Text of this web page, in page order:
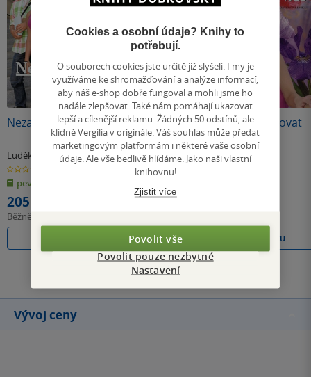
Nezapomeň na mě
Luděk Stínil
0.0
z
5
hvězdiček
pevná vazba
205 Kč
Běžně
Poškozené
Když padá hvězda
(poškozená)
Luděk Stínil
hvězdiček
99 Kč
Do košíku
Poškozené
Chci se zamilovat
(poškozená)
Luděk Stínil
Do košíku
Všechny knihy autora
Vývoj ceny
Cookies a osobní údaje? Knihy to
potřebují.
O souborech cookies jste určitě již slyšeli. I my je
využíváme ke shromažďování a analýze informací,
aby náš e-shop dobře fungoval a mohli jsme ho
nadále zlepšovat. Také nám pomáhají ukazovat
lepší a cílenější reklamu. Žádných 50 odstínů, ale
klidně Vergilia v originále. Váš souhlas může předat
marketingovým platformám i některé vaše osobní
údaje. Ale vše bedlivě hlídáme. Jako naši vlastní
knihovnu!
Zjistit více
Povolit vše
Povolit pouze nezbytné
Nastavení